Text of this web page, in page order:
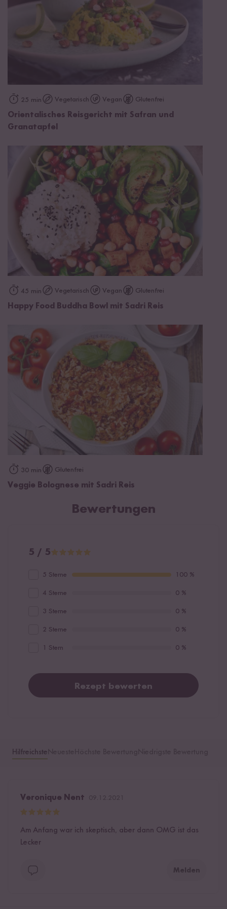
25 min Vegetarisch Vegan Glutenfrei
Orientalisches Reisgericht mit Safran und
Granatapfel
45 min Vegetarisch Vegan Glutenfrei
Happy Food Buddha Bowl mit Sadri Reis
30 min Glutenfrei
Veggie Bolognese mit Sadri Reis
Bewertungen
5 / 5
5 Sterne 100 %
4 Sterne 0 %
3 Sterne 0 %
2 Sterne 0 %
1 Stern 0 %
Rezept bewerten
Hilfreichste
Veronique Nent
Am Anfang war ich skeptisch, aber dann OMG ist das
Lecker
Melden